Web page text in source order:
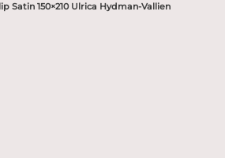
Satin 150×210 Ulrica Hydman-Vallien